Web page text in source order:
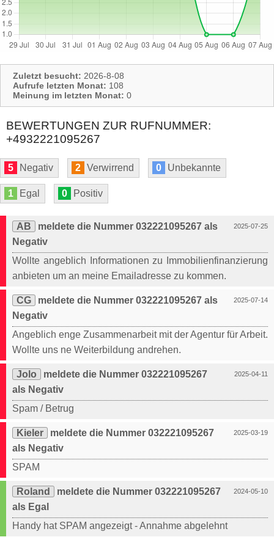
Zuletzt besucht: 2026-8-08
Aufrufe letzten Monat: 108
Meinung im letzten Monat: 0
BEWERTUNGEN ZUR RUFNUMMER:
+4932221095267
5 Negativ 2 Verwirrend 0 Unbekannte
1 Egal 0 Positiv
2025-07-25
AB
meldete die Nummer 032221095267 als
Negativ
Wollte angeblich Informationen zu Immobilienfinanzierung
anbieten um an meine Emailadresse zu kommen.
2025-07-14
CG
meldete die Nummer 032221095267 als
Negativ
Angeblich enge Zusammenarbeit mit der Agentur für Arbeit.
Wollte uns ne Weiterbildung andrehen.
2025-04-11
Jolo
meldete die Nummer 032221095267
als Negativ
Spam / Betrug
2025-03-19
Kieler
meldete die Nummer 032221095267
als Negativ
SPAM
2024-05-10
Roland
meldete die Nummer 032221095267
als Egal
Handy hat SPAM angezeigt - Annahme abgelehnt